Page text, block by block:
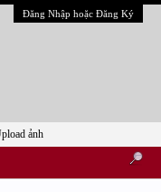
Đăng Nhập hoặc Đăng Ký
ảnh